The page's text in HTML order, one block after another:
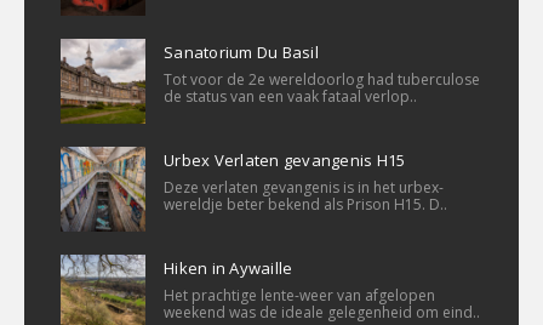
Sanatorium Du Basil
Tot voor de 2e wereldoorlog had tuberculose
de status van een vaak fataal verlop..
Urbex Verlaten gevangenis H15
Deze verlaten gevangenis is in het urbex-
wereldje beter bekend als Prison H15. D..
Hiken in Aywaille
Het prachtige lente-weer van afgelopen
weekend was de ideale gelegenheid om eind..